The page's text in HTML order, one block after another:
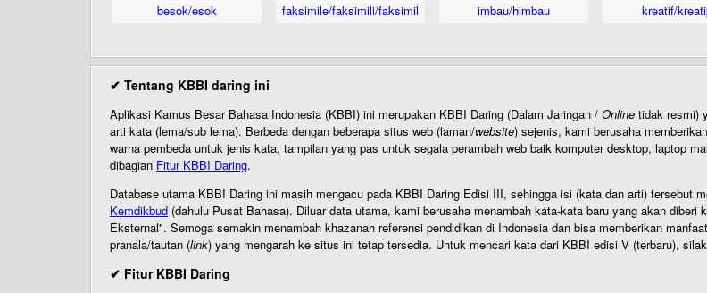
besok/esok
faksimile/faksimili/faksimil
imbau/himbau
kreatif/
✔ Tentang KBBI daring ini
Aplikasi Kamus Besar Bahasa Indonesia (KBBI) ini merupakan KBBI Daring (Dalam Jaringan / Online tidak resmi)
arti kata (lema/sub lema). Berbeda dengan beberapa situs web (laman/website) sejenis, kami berusaha
warna pembeda untuk jenis kata, tampilan yang pas untuk segala perambah web baik komputer desktop, laptop
dibagian Fitur KBBI Daring.
Database utama KBBI Daring ini masih mengacu pada KBBI Daring Edisi III, sehingga isi (kata dan arti) tersebut
Kemdikbud (dahulu Pusat Bahasa). Diluar data utama, kami berusaha menambah kata-kata baru yang akan
Eksternal". Semoga semakin menambah khazanah referensi pendidikan di Indonesia dan bisa memberikan
pranala/tautan (link) yang mengarah ke situs ini tetap tersedia. Untuk mencari kata dari KBBI edisi V (terbaru),
✔ Fitur KBBI Daring